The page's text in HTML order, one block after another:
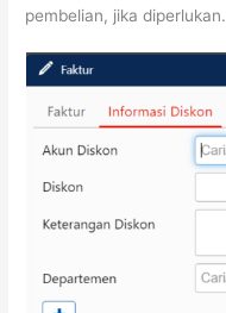
pembelian, jika diperlukan.